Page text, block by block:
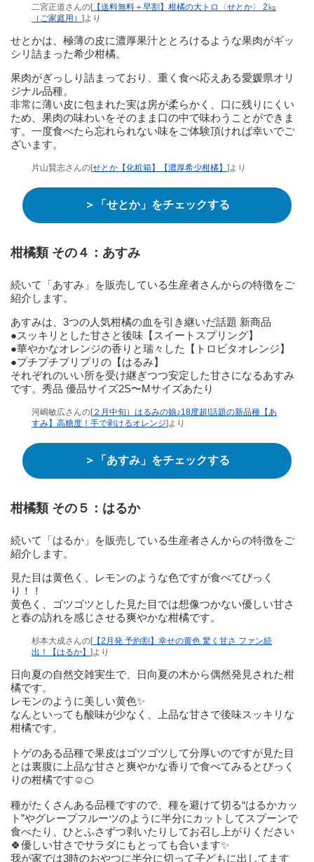
二宮正道さんの[【送料無料＋早割】柑橘の大トロ〈せとか〉 2㎏
（ご家庭用） ]より
せとかは、極薄の皮に濃厚果汁ととろけるような果肉がギッ
シリ詰まった希少柑橘。
果肉がぎっしり詰まっており、重く食べ応えある愛媛県オリ
ジナル品種。
非常に薄い皮に包まれた実は房が柔らかく、口に残りにくい
ため、果肉の味わいをそのまま口の中で味わうことができま
す。一度食べたら忘れられない味をご体験頂ければ幸いでご
ざいます。
片山賢志さんの[せとか【化粧箱】【濃厚希少柑橘】 ]より
＞「せとか」をチェックする
柑橘類 その４：あすみ
続いて「あすみ」を販売している生産者さんからの特徴をご
紹介します。
あすみは、3つの人気柑橘の血を引き継いだ話題 新商品
●スッキリとした甘さと後味【スイートスプリング】
●華やかなオレンジの香りと瑞々した【トロビタオレンジ】
●プチプチプリプリの【はるみ】
それぞれのいい所を受け継ぎつつ安定した甘さになるあすみ
です。秀品 優品サイズ2S〜Mサイズあたり
河嶋敏広さんの[２月中旬）はるみの娘♪18度超!話題の新品種【あ
すみ】高糖度！手で剥けるオレンジ]より
＞「あすみ」をチェックする
柑橘類 その５：はるか
続いて「はるか」を販売している生産者さんからの特徴をご
紹介します。
見た目は黄色く、レモンのような色ですが食べてびっく
り！！
黄色く、ゴツゴツとした見た目では想像つかない優しい甘さ
と春の訪れを感じさせる爽やかな柑橘です。
杉本大成さんの[【2月発 予約割】幸せの黄色 驚く甘さ ファン続
出！【はるか】 ]より
日向夏の自然交雑実生で、日向夏の木から偶然発見された柑
橘です。
レモンのように美しい黄色✨
なんといっても酸味が少なく、上品な甘さで後味スッキリな
柑橘です。
トゲのある品種で果皮はゴツゴツして分厚いのですが見た目
とは裏腹に上品な甘さと爽やかな香りで食べてみるとびっく
りの柑橘です☺️🍊
種がたくさんある品種ですので、種を避けて切る“はるかカッ
ト”やグレープフルーツのように半分にカットしてスプーンで
食べたり、ひとふさずつ剥いたりしてお召し上がりください
🍀優しい甘さでサラダにもとっても合います✨
我が家では3時のおやつに半分に切って子どもに出してます